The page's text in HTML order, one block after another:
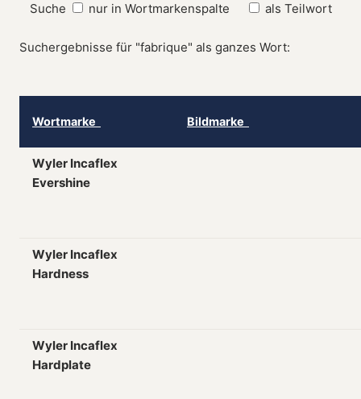
Suche nur in Wortmarkenspalte als Teilwort
Suchergebnisse für "fabrique" als ganzes Wort:
Wortmarke Bildmarke
Wyler Incaflex
Evershine
Wyler Incaflex
Hardness
Wyler Incaflex
Hardplate